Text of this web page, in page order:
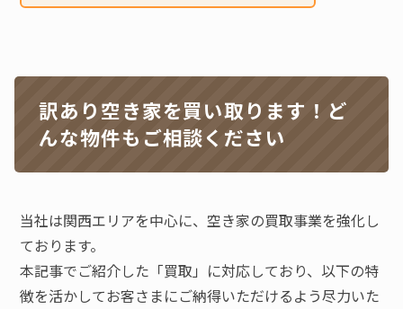
訳あり空き家を買い取ります！ど
んな物件もご相談ください
当社は関西エリアを中心に、空き家の買取事業を強化し
ております。
本記事でご紹介した「買取」に対応しており、以下の特
徴を活かしてお客さまにご納得いただけるよう尽力いた